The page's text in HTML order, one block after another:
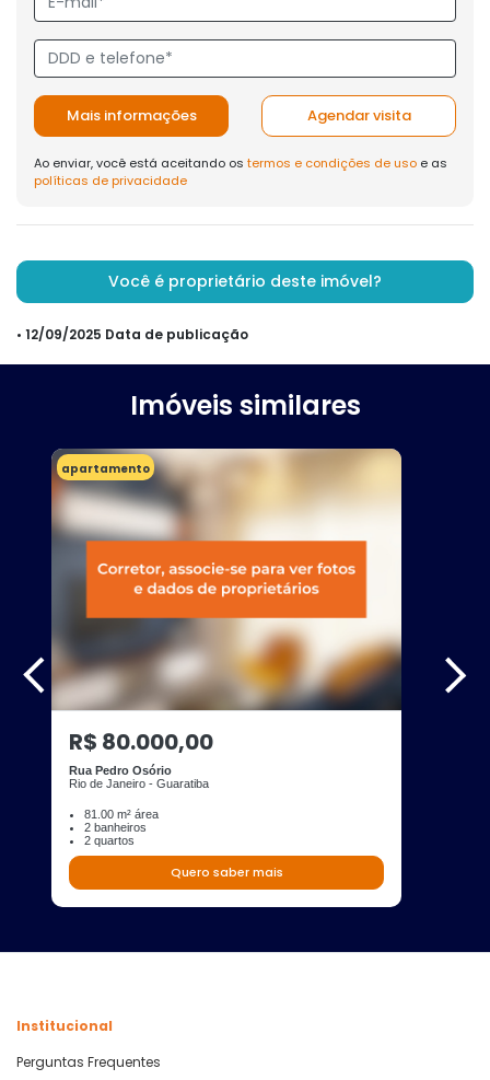
Mais informações Agendar visita
Ao enviar, você está aceitando os termos e condições de uso e as
políticas de privacidade
Você é proprietário deste imóvel?
• 12/09/2025 Data de publicação
Imóveis similares
apartamento
R$ 80.000,00
Rua Pedro Osório
Rio de Janeiro - Guaratiba
81.00 m² área
2 banheiros
2 quartos
Quero saber mais
Institucional
Perguntas Frequentes